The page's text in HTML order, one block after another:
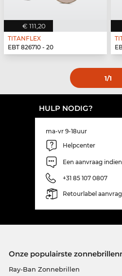
€ 111,20
TITANFLEX
EBT 826710 - 20
1/1
HULP NODIG?
ma-vr 9-18uur
Helpcenter
Een aanvraag
+31 85 107 0807
Retourlabel
Onze populairste
Ray-Ban Zonnebrillen